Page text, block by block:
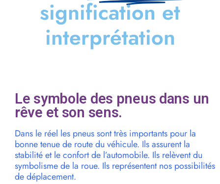
signification et
interprétation
Le symbole des pneus dans un
rêve et son sens.
Dans le réel les pneus sont très importants pour la
bonne tenue de route du véhicule. Ils assurent la
stabilité et le confort de l’automobile. Ils relèvent du
symbolisme de la roue. Ils représentent nos possibilités
de déplacement.